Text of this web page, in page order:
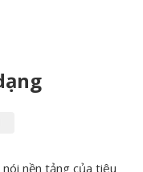
nền tảng của tiêu